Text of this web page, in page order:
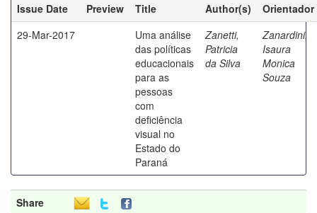
Issue Date
Preview Title Author(s)
Orientador
29-Mar-2017
Uma análise
das políticas
educacionais
para as
pessoas
com
deficiência
visual no
Estado do
Paraná
Zanetti,
Patricia
da Silva
Zanardini,
Isaura
Monica
Souza
Share